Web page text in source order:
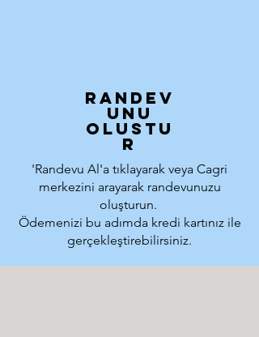
randev
unu
olustu
r
'Randevu Al'a tıklayarak veya Cagri
merkezini arayarak randevunuzu
oluşturun.
Ödemenizi bu adımda kredi kartınız ile
gerçekleştirebilirsiniz.